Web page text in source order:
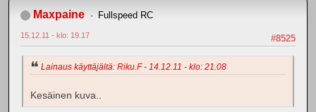
Maxpaine Fullspeed RC
#8525
15.12.11 - klo: 19.17
Lainaus käyttäjältä: Riku.F - 14.12.11 - klo: 21.08
Kesäinen kuva..